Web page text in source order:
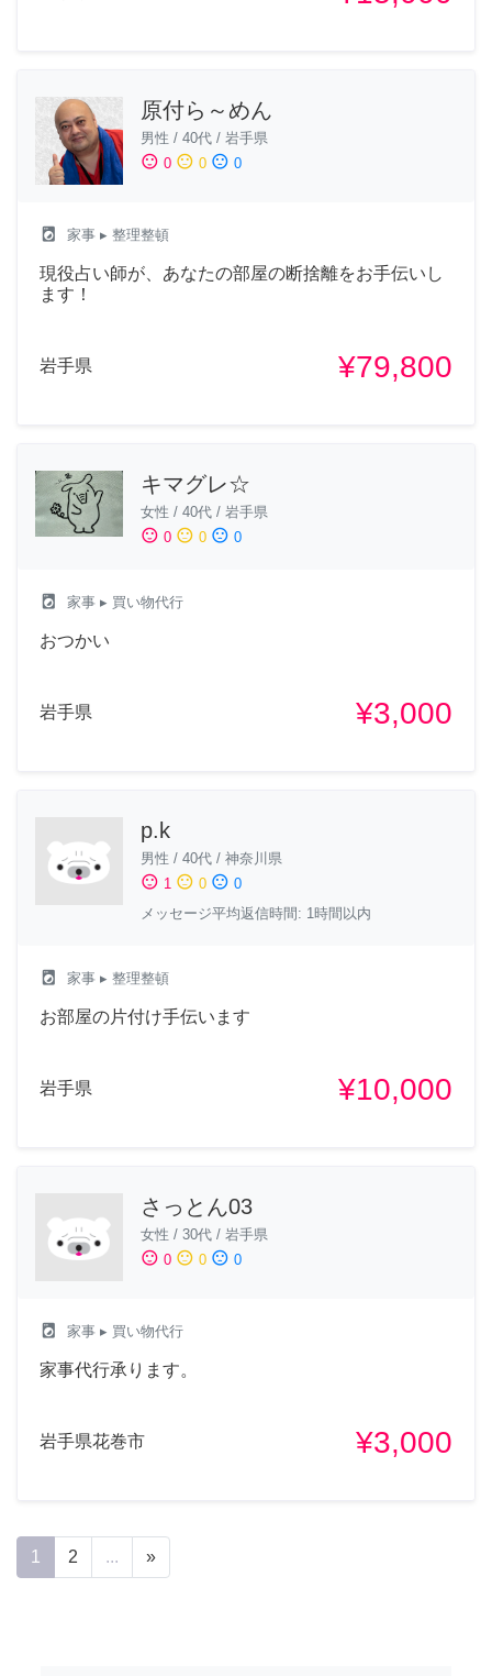
原付ら～めん
男性 / 40代 / 岩手県
sentiment_satisfied 0 sentiment_neutral 0 sentiment_dissatisfied 0
local_laundry_service 家事 ▸ 整理整頓
現役占い師が、あなたの部屋の断捨離をお手伝いし
ます！
岩手県 ¥79,800
キマグレ☆
女性 / 40代 / 岩手県
sentiment_satisfied 0 sentiment_neutral 0 sentiment_dissatisfied 0
local_laundry_service 家事 ▸ 買い物代行
おつかい
岩手県 ¥3,000
p.k
男性 / 40代 / 神奈川県
sentiment_satisfied 1 sentiment_neutral 0 sentiment_dissatisfied 0
メッセージ平均返信時間: 1時間以内
local_laundry_service 家事 ▸ 整理整頓
お部屋の片付け手伝います
岩手県 ¥10,000
さっとん03
女性 / 30代 / 岩手県
sentiment_satisfied 0 sentiment_neutral 0 sentiment_dissatisfied 0
local_laundry_service 家事 ▸ 買い物代行
家事代行承ります。
岩手県花巻市 ¥3,000
1 2 ... »